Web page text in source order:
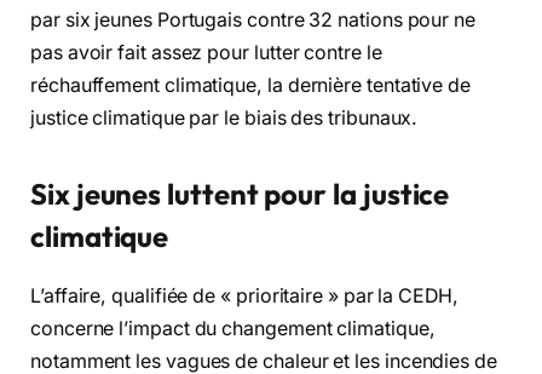
par six jeunes Portugais contre 32 nations pour ne
pas avoir fait assez pour lutter contre le
réchauffement climatique, la dernière tentative de
justice climatique par le biais des tribunaux.
Six jeunes luttent pour la justice
climatique
L’affaire, qualifiée de « prioritaire » par la CEDH,
concerne l’impact du changement climatique,
notamment les vagues de chaleur et les incendies de